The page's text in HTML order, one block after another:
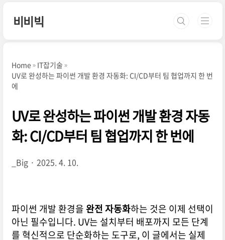
비비빅
Home
IT잡기술
UV로 완성하는 파이썬 개발 환경 자동화: CI/CD부터 팀 협업까지 한 번
에
UV로 완성하는 파이썬 개발 환경 자동
화: CI/CD부터 팀 협업까지 한 번에
_Big 2025. 4. 10.
파이썬 개발 환경을 완전 자동화하는 것은 이제 선택이
아닌 필수입니다. UV는 설치부터 배포까지 모든 단계
를 혁신적으로 단순화하는 도구로, 이 글에서는 실제